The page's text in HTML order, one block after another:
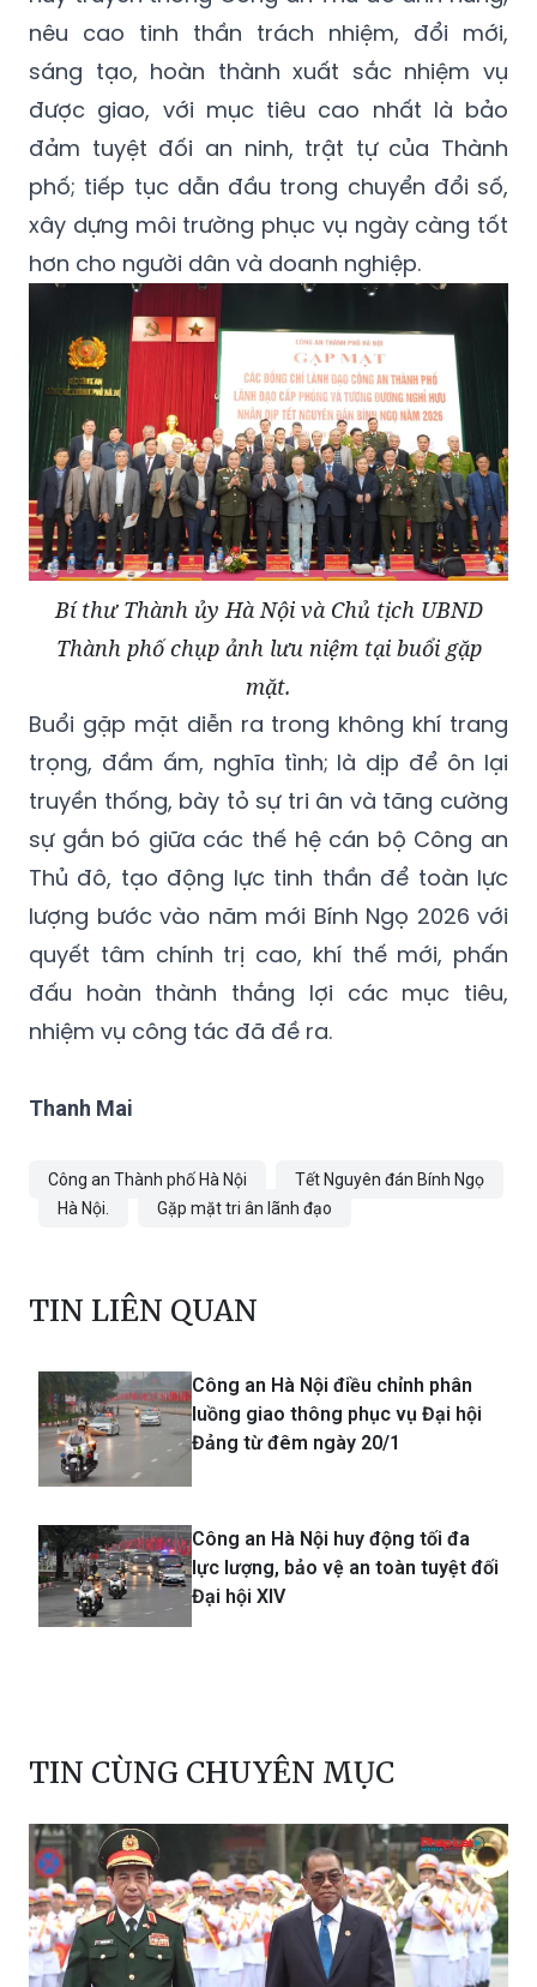
nêu cao tinh thần trách nhiệm, đổi mới,
sáng tạo, hoàn thành xuất sắc nhiệm vụ
được giao, với mục tiêu cao nhất là bảo
đảm tuyệt đối an ninh, trật tự của Thành
phố; tiếp tục dẫn đầu trong chuyển đổi số,
xây dựng môi trường phục vụ ngày càng tốt
hơn cho người dân và doanh nghiệp.
Bí thư Thành ủy Hà Nội và Chủ tịch UBND
Thành phố chụp ảnh lưu niệm tại buổi gặp
mặt.
Buổi gặp mặt diễn ra trong không khí trang
trọng, đầm ấm, nghĩa tình; là dịp để ôn lại
truyền thống, bày tỏ sự tri ân và tăng cường
sự gắn bó giữa các thế hệ cán bộ Công an
Thủ đô, tạo động lực tinh thần để toàn lực
lượng bước vào năm mới Bính Ngọ 2026 với
quyết tâm chính trị cao, khí thế mới, phấn
đấu hoàn thành thắng lợi các mục tiêu,
nhiệm vụ công tác đã đề ra.
Thanh Mai
Công an Thành phố Hà Nội
Tết Nguyên đán Bính Ngọ
Hà Nội.
Gặp mặt tri ân lãnh đạo
TIN LIÊN QUAN
Công an Hà Nội điều chỉnh phân
luồng giao thông phục vụ Đại hội
Đảng từ đêm ngày 20/1
Công an Hà Nội huy động tối đa
lực lượng, bảo vệ an toàn tuyệt đối
Đại hội XIV
TIN CÙNG CHUYÊN MỤC